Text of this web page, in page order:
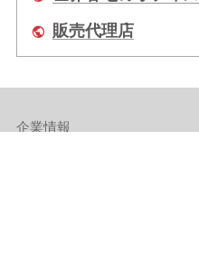
販売代理店
企業情報